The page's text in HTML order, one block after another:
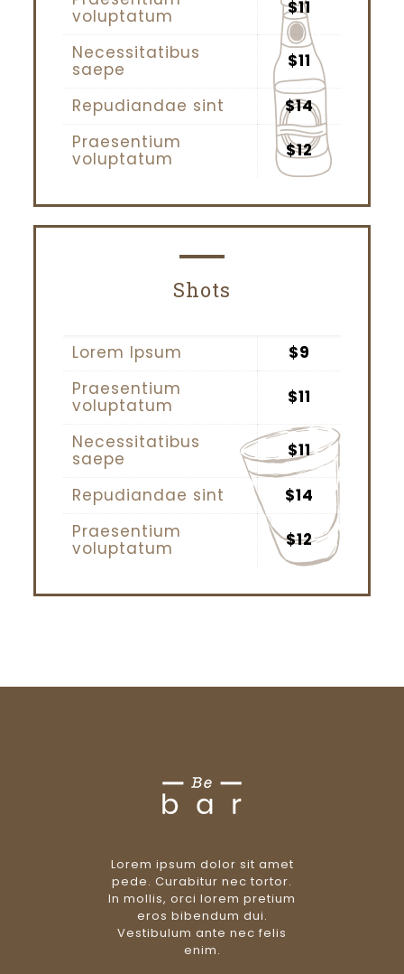
voluptatum $11
Necessitatibus
saepe $11
Repudiandae sint
$14
Praesentium
voluptatum $12
Shots
Lorem Ipsum
$9
Praesentium
voluptatum $11
Necessitatibus
saepe $11
Repudiandae sint
$14
Praesentium
voluptatum $12
Lorem ipsum dolor sit amet
pede. Curabitur nec tortor.
In mollis, orci lorem pretium
eros bibendum dui.
Vestibulum ante nec felis
enim.